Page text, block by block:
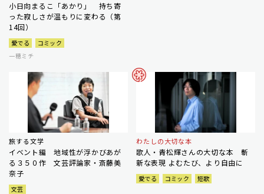
小日向まるこ「あかり」 持ち寄
った寂しさが温もりに変わる（第
14回）
愛でる
コミック
一穂ミチ
旅する文学
イベント編 地域性が浮かびあが
る３５０作 文芸評論家・斎藤美
奈子
文芸
わたしの大切な本
歌人・青松輝さんの大切な本 斬
新な表現 よむたび、より自由に
愛でる コミック 短歌